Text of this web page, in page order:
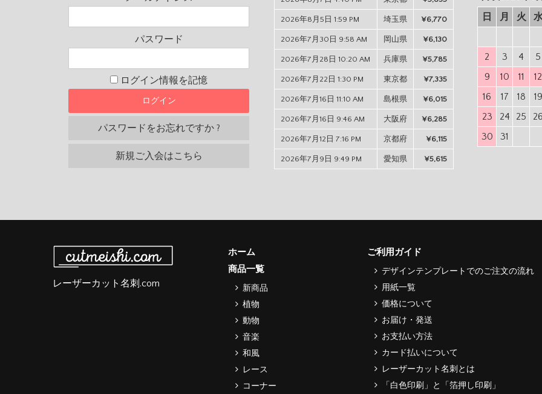
パスワード
ログイン情報を記憶
パスワードをお忘れですか ?
新規ご入会はこちら
2026年8月5日 1:59 PM 埼玉県 ¥6,770
2026年7月30日 9:58 AM 岡山県 ¥6,130
2026年7月28日 10:20 AM 兵庫県 ¥5,785
2026年7月22日 1:30 PM 東京都 ¥7,335
2026年7月16日 11:10 AM 島根県 ¥6,015
2026年7月16日 9:46 AM 大阪府 ¥6,285
2026年7月12日 7:16 PM 京都府 ¥6,115
2026年7月9日 9:49 PM 愛知県 ¥5,615
日
月 火
2
3 4 5
9
10 11 12
16
17 18 19
23
24 25 26
30
31
レーザーカット名刺.com
ホーム
商品一覧
新商品
植物
動物
音楽
和風
レース
コーナー
ご利用ガイド
デザインテンプレートでのご注文の流れ
用紙一覧
価格について
お届け・発送
お支払い方法
カード払いについて
レーザーカット名刺とは
「白色印刷」と「箔押し印刷」